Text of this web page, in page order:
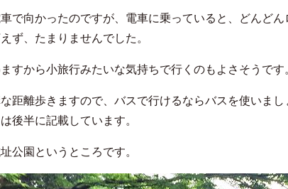
で向かったのですが、電車に乗っていると、どんど
ず、たまりませんでした。
すから小旅行みたいな気持ちで行くのもよさそうです
距離歩きますので、バスで行けるならバスを使いまし
後半に記載しています。
公園というところです。